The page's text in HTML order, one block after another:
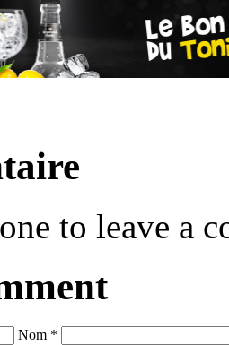
to leave a
Nom *